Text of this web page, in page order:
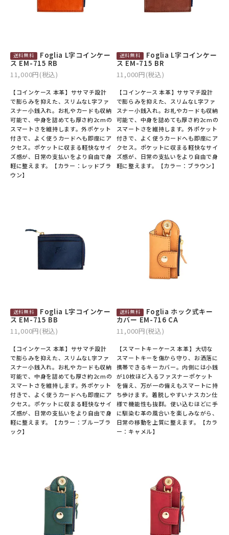
Foglia L字コインケー
ス EM-715 RB
11,000円(税込)
【コインケース 本革】ササマチ設計
で膨らみを抑えた、スリムなL字ファ
スナー小銭入れ。お札やカードも収納
可能で、中身を詰めても厚さ約2cmの
スマートさを維持します。外ポケット
付きで、よく使うカードへも即座にア
クセス。ポケットに収まる軽快なサイ
ズ感が、日常の支払いをより自由で身
軽に整えます。【カラー：レッドブラ
ウン】
Foglia L字コインケー
ス EM-715 BR
11,000円(税込)
【コインケース 本革】ササマチ設計
で膨らみを抑えた、スリムなL字ファ
スナー小銭入れ。お札やカードも収納
可能で、中身を詰めても厚さ約2cmの
スマートさを維持します。外ポケット
付きで、よく使うカードへも即座にア
クセス。ポケットに収まる軽快なサイ
ズ感が、日常の支払いをより自由で身
軽に整えます。【カラー：ブラウン】
Foglia L字コインケー
ス EM-715 BB
11,000円(税込)
【コインケース 本革】ササマチ設計
で膨らみを抑えた、スリムなL字ファ
スナー小銭入れ。お札やカードも収納
可能で、中身を詰めても厚さ約2cmの
スマートさを維持します。外ポケット
付きで、よく使うカードへも即座にア
クセス。ポケットに収まる軽快なサイ
ズ感が、日常の支払いをより自由で身
軽に整えます。【カラー：ブルーブラ
ック】
Foglia ホック式キー
カバー EM-716 CA
11,000円(税込)
【スマートキーケース 本革】大切な
スマートキーを傷から守り、お洒落に
携帯できるキーカバー。内側には小銭
が10枚ほど入るファスナーポケット
を備え、万が一の備えもスマートに持
ち歩けます。着脱しやすいナスカン仕
様で機能性も抜群。使い込むほどに手
に馴染む革の風合いを楽しみながら、
日常の移動を上質に整えます。【カラ
ー：キャメル】